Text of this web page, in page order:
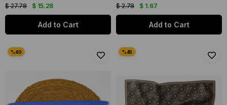
$ 15.28
$ 27.78
Add to Cart
$ 1.67
$ 2.78
Add to Cart